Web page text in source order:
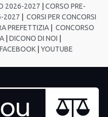
2026-2027
CORSO PRE-
2027
CORSI PER CONCORSI
PREFETTIZIA
CONCORSO
DICONO DI NOI
YOUTUBE